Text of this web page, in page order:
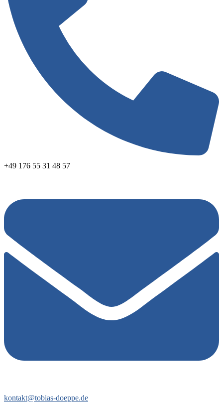
+49 176 55 31 48 57
kontakt@tobias-doeppe.de